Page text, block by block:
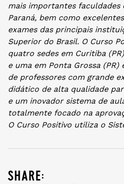
mais importantes faculdades
Paraná, bem como
exames das principais
Superior do Brasil. O Curso
quatro sedes em Curitiba
e uma em Ponta Grossa (PR)
de professores com grande
didático de alta qualidade
e um inovador sistema de
totalmente focado na
O Curso Positivo utiliza o
share: